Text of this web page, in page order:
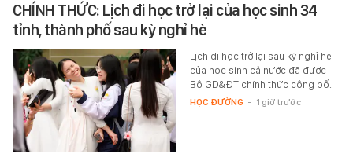
CHÍNH THỨC: Lịch đi học trở lại của học sinh 34
tỉnh, thành phố sau kỳ nghỉ hè
Lịch đi học trở lại sau kỳ nghỉ hè
của học sinh cả nước đã được
Bộ GD&ĐT chính thức công bố.
HỌC ĐƯỜNG - 1 giờ trước